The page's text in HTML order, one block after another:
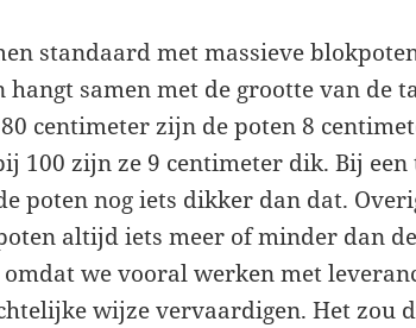
standaard met massieve
hangt samen met de grootte van de
centimeter zijn de poten 8
100 zijn ze 9 centimeter dik. Bij
poten nog iets dikker dan dat.
altijd iets meer of minder dan de
we vooral werken met
wijze vervaardigen. Het zou